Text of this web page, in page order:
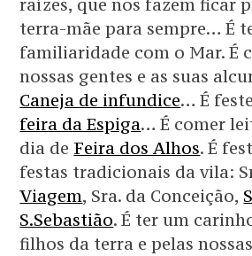
raízes, que nos fazem ficar
terra-mãe para sempre… É
familiaridade com o Mar. É
nossas gentes e as suas
Caneja de infundice… É
feira da Espiga… É comer
dia de Feira dos Alhos. É
festas tradicionais da vila:
Viagem, Sra. da Conceição,
S.Sebastião. É ter um
filhos da terra e pelas